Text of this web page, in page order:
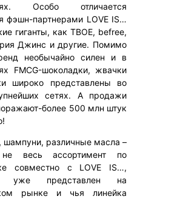
Особо отличается
фэшн-партнерами LOVE IS…
гиганты, как ТВОЕ, befree,
Джинс и другие. Помимо
необычайно силен и в
FMCG-шоколадки, жвачки
широко представлены во
сетях. А продажи
более 500 млн штук
шампуни, различные масла –
весь ассортимент по
совместно с LOVE IS…,
уже представлен на
рынке и чья линейка